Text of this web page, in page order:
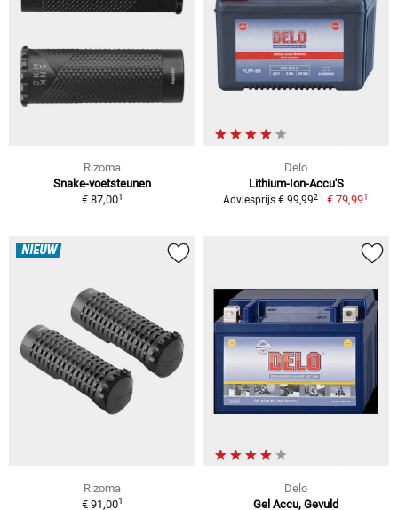
Rizoma
Snake-voetsteunen
€ 87,001
Delo
Lithium-Ion-Accu'S
Adviesprijs € 99,992 € 79,991
NIEUW
Rizoma
€ 91,001
Delo
Gel Accu, Gevuld